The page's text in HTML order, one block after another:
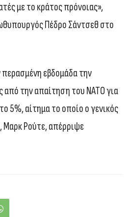
με το κράτος πρόνοιας»,
Πέδρο Σάντσεθ στο
εβδομάδα την
από την απαίτηση του ΝΑΤΟ για
5%, αίτημα το οποίο ο γενικός
Ρούτε, απέρριψε